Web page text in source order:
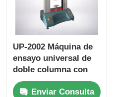
UP-2002 Máquina de
ensayo universal de
doble columna con
pantalla táctil de alta
precisión ± 0,5% de
Enviar Consulta